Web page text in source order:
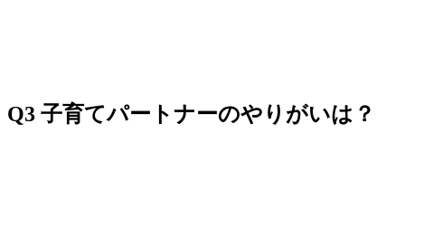
Q3 子育てパートナーのやりがいは？